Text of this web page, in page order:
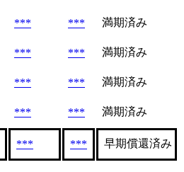
*** ***
満期済み
*** ***
満期済み
*** ***
満期済み
*** *** 満期済み
*** *** 早期償還済み